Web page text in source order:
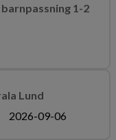
1-2
Lund
2026-09-06